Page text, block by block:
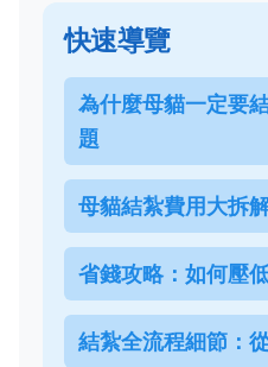
快速導覽
為什麼母貓一定要
題
母貓結紮費用大拆
省錢攻略：如何壓
結紮全流程細節：